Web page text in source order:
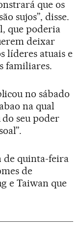
que os
sujos”, disse.
que poderia
deixar
líderes atuais e
familiares.
no sábado
na qual
do seu poder
de quinta-feira
de
e Taiwan que